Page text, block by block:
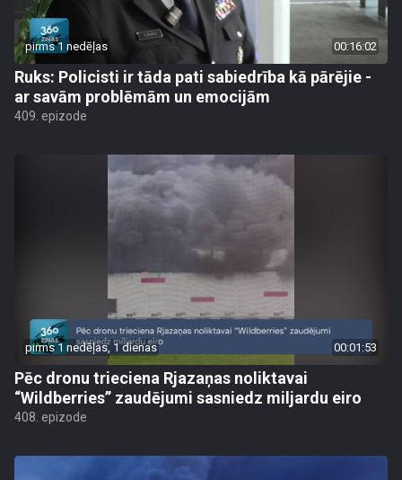
pirms 1 nedēļas 00:16:02
Ruks: Policisti ir tāda pati sabiedrība kā pārējie -
ar savām problēmām un emocijām
409. epizode
pirms 1 nedēļas, 1 dienas 00:01:53
Pēc dronu trieciena Rjazaņas noliktavai
“Wildberries” zaudējumi sasniedz miljardu eiro
408. epizode